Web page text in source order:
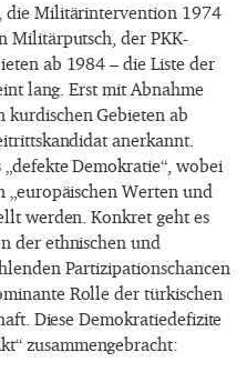
die Militärintervention 1974
Militärputsch, der PKK-
ab 1984 – die Liste der
lang. Erst mit Abnahme
Gebieten ab
anerkannt.
Demokratie“, wobei
„europäischen Werten und
werden. Konkret geht es
der ethnischen und
Partizipationschancen
Rolle der türkischen
Diese Demokratiedefizite
zusammengebracht: